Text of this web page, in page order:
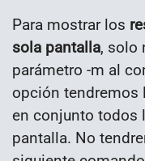
Para mostrar los
sola pantalla, solo
parámetro -m al
opción tendremos
en conjunto todos
pantalla. No